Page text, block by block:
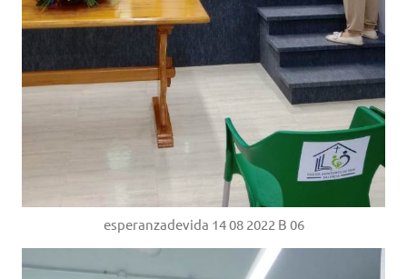
esperanzadevida 14 08 2022 B 06